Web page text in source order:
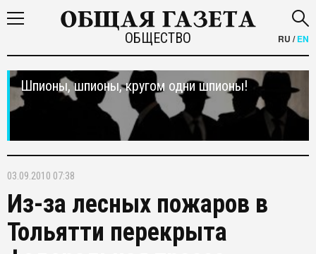
ОБЩЕСТВО RU /EN
Шпионы, шпионы, кругом одни шпионы!
03.09.2010 07:38
Из-за лесных пожаров в
Тольятти перекрыта